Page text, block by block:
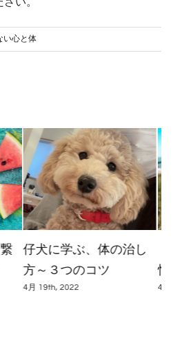
い心と体
＃3 「捨てない断捨離」
で周波数を高めよう♪
11月 11th, 2022